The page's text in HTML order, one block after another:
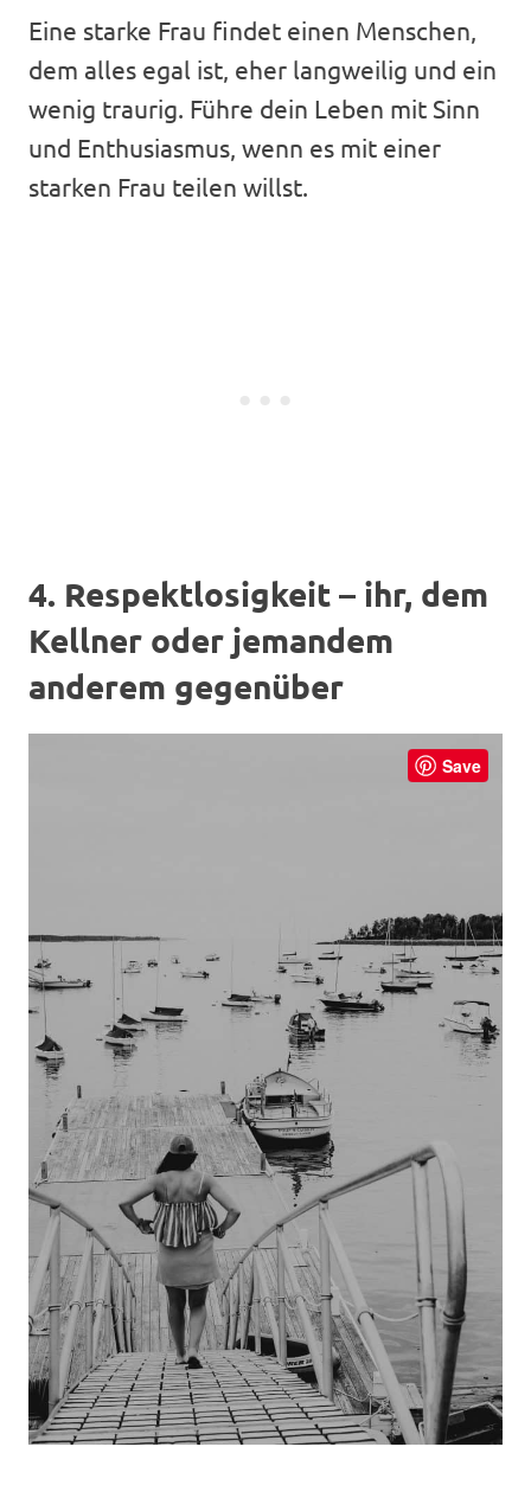
Eine starke Frau findet einen Menschen,
dem alles egal ist, eher langweilig und ein
wenig traurig. Führe dein Leben mit Sinn
und Enthusiasmus, wenn es mit einer
starken Frau teilen willst.
4. Respektlosigkeit – ihr, dem
Kellner oder jemandem
anderem gegenüber
Save